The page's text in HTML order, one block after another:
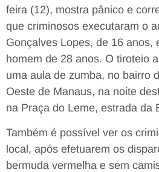
feira (12), mostra pânico e
que criminosos executaram o
Gonçalves Lopes, de 16 anos,
homem de 28 anos. O tiroteio
uma aula de zumba, no bairro
Oeste de Manaus, na noite
na Praça do Leme, estrada da
Também é possível ver os
local, após efetuarem os
bermuda vermelha e sem